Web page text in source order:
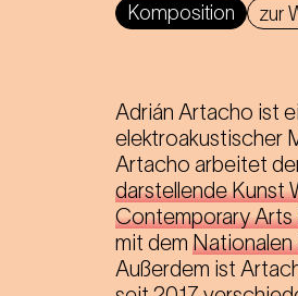
Komposition zur
Adrián Artacho ist
elektroakustischer
Artacho arbeitet
darstellende Kunst
Contemporary
mit dem Nationalen
Außerdem ist